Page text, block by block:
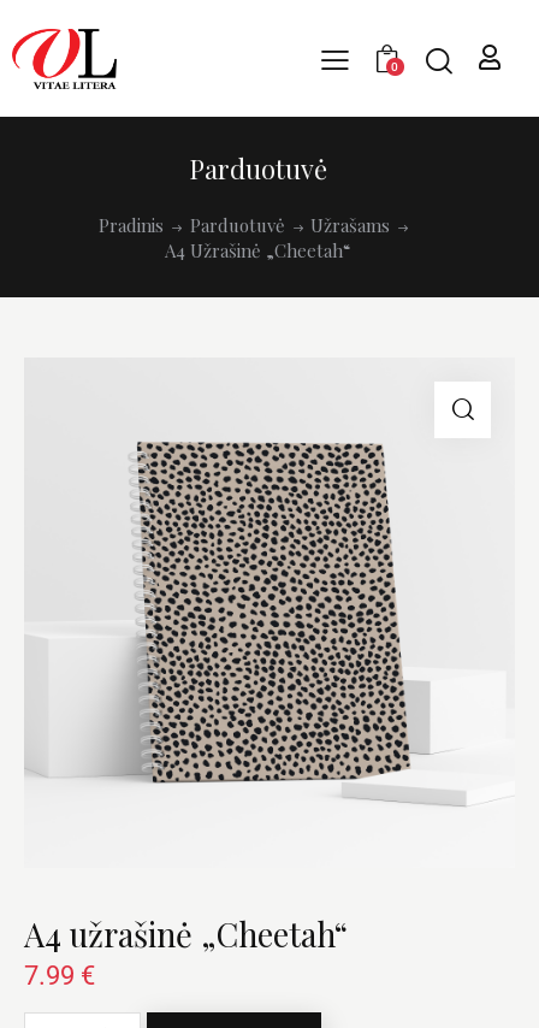
0
Parduotuvė
Pradinis Parduotuvė
Užrašams
A4 Užrašinė „Cheetah“
A4 užrašinė „Cheetah“
7.99 €